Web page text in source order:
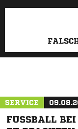
SERVICE
FUSSBALL BEI